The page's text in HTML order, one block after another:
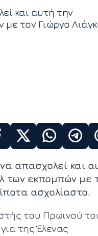
και αυτή την
τον Γιώργο
απασχολεί και
των εκπομπών με
ασχολίαστο.
του Πρωινού
της Έλενας